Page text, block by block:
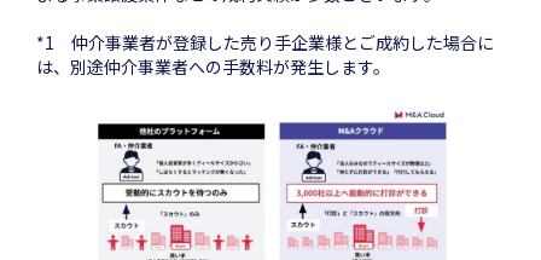
*1 仲介事業者が登録した売り手企業様とご成約した場合に
は、別途仲介事業者への手数料が発生します。